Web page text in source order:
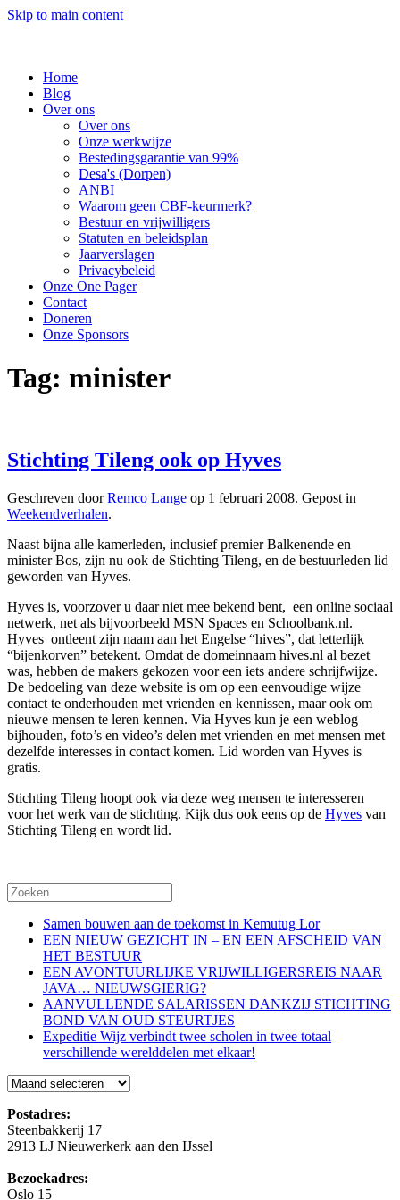
Skip to main content
Home
Blog
Over ons
Over ons
Onze werkwijze
Bestedingsgarantie van 99%
Desa's (Dorpen)
ANBI
Waarom geen CBF-keurmerk?
Bestuur en vrijwilligers
Statuten en beleidsplan
Jaarverslagen
Privacybeleid
Onze One Pager
Contact
Doneren
Onze Sponsors
Tag: minister
Stichting Tileng ook op Hyves
Geschreven doorRemco Lange op 1 februari 2008. Gepost in
Weekendverhalen.
Naast bijna alle kamerleden, inclusief premier Balkenende en
minister Bos, zijn nu ook de Stichting Tileng, en de bestuurleden lid
geworden van Hyves.
Hyves is, voorzover u daar niet mee bekend bent, een online sociaal
netwerk, net als bijvoorbeeld MSN Spaces en Schoolbank.nl.
Hyves ontleent zijn naam aan het Engelse “hives”, dat letterlijk
“bijenkorven” betekent. Omdat de domeinnaam hives.nl al bezet
was, hebben de makers gekozen voor een iets andere schrijfwijze.
De bedoeling van deze website is om op een eenvoudige wijze
contact te onderhouden met vrienden en kennissen, maar ook om
nieuwe mensen te leren kennen. Via Hyves kun je een weblog
bijhouden, foto’s en video’s delen met vrienden en met mensen met
dezelfde interesses in contact komen. Lid worden van Hyves is
gratis.
Stichting Tileng hoopt ook via deze weg mensen te interesseren
voor het werk van de stichting. Kijk dus ook eens op de Hyves van
Stichting Tileng en wordt lid.
Samen bouwen aan de toekomst in Kemutug Lor
EEN NIEUW GEZICHT IN – EN EEN AFSCHEID VAN
HET BESTUUR
EEN AVONTUURLIJKE VRIJWILLIGERSREIS NAAR
JAVA… NIEUWSGIERIG?
AANVULLENDE SALARISSEN DANKZIJ STICHTING
BOND VAN OUD STEURTJES
Expeditie Wijz verbindt twee scholen in twee totaal
verschillende werelddelen met elkaar!
Blog
Postadres:
Steenbakkerij 17
2913 LJ Nieuwerkerk aan den IJssel
Bezoekadres:
Oslo 15